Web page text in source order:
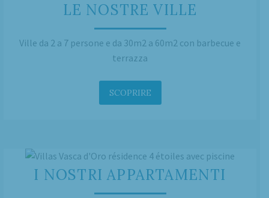
LE NOSTRE VILLE
Ville da 2 a 7 persone e da 30m2 a 60m2 con barbecue e
terrazza
SCOPRIRE
I NOSTRI APPARTAMENTI